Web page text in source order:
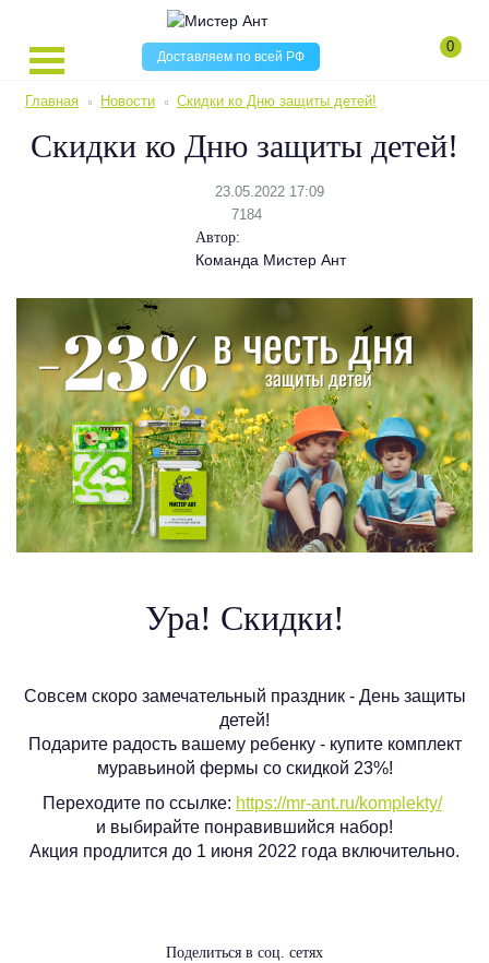
Доставляем по всей РФ
0
Главная Новости Скидки ко Дню защиты детей!
Скидки ко Дню защиты детей!
23.05.2022 17:09
7184
Автор:
Команда Мистер Ант
Ура! Скидки!
Совсем скоро замечательный праздник - День защиты
детей!
Подарите радость вашему ребенку - купите комплект
муравьиной фермы со скидкой 23%!
Переходите по ссылке: https://mr-ant.ru/komplekty/
и выбирайте понравившийся набор!
Акция продлится до 1 июня 2022 года включительно.
Поделиться в соц. сетях